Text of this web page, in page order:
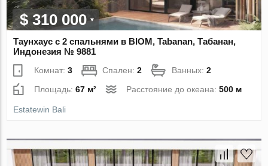
$ 310 000
Таунхаус с 2 спальнями в BIOM, Tabanan, Табанан,
Индонезия № 9881
Комнат:3 Спален:2 Ванных:2
Площадь:67 м² Расстояние до океана:500 м
Estatewin Bali